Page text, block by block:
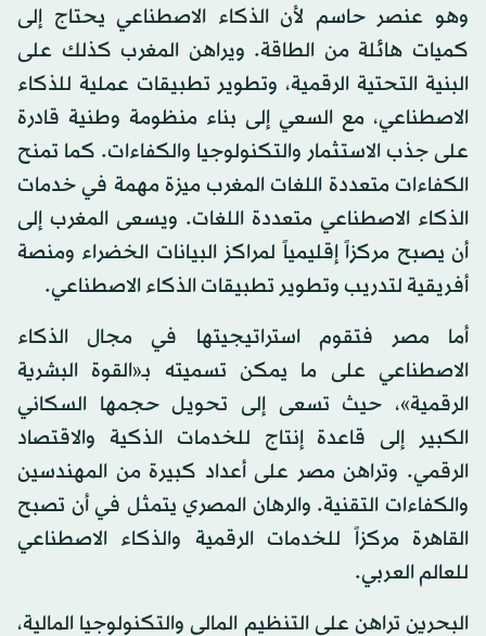
وهو عنصر حاسم لأن الذكاء الاصطناعي يحتاج إلى
كميات هائلة من الطاقة. ويراهن المغرب كذلك على
البنية التحتية الرقمية، وتطوير تطبيقات عملية للذكاء
الاصطناعي، مع السعي إلى بناء منظومة وطنية قادرة
على جذب الاستثمار والتكنولوجيا والكفاءات. كما تمنح
الكفاءات متعددة اللغات المغرب ميزة مهمة في خدمات
الذكاء الاصطناعي متعددة اللغات. ويسعى المغرب إلى
أن يصبح مركزاً إقليمياً لمراكز البيانات الخضراء ومنصة
أفريقية لتدريب وتطوير تطبيقات الذكاء الاصطناعي.
أما مصر فتقوم استراتيجيتها في مجال الذكاء
الاصطناعي على ما يمكن تسميته بـ«القوة البشرية
الرقمية»، حيث تسعى إلى تحويل حجمها السكاني
الكبير إلى قاعدة إنتاج للخدمات الذكية والاقتصاد
الرقمي. وتراهن مصر على أعداد كبيرة من المهندسين
والكفاءات التقنية. والرهان المصري يتمثل في أن تصبح
القاهرة مركزاً للخدمات الرقمية والذكاء الاصطناعي
للعالم العربي.
البحرين تراهن على التنظيم المالي والتكنولوجيا المالية،